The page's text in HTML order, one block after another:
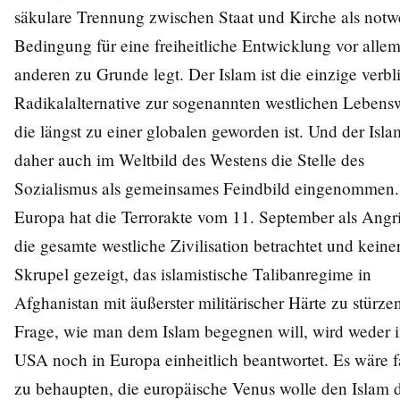
säkulare Trennung zwischen Staat und Kirche als
Bedingung für eine freiheitliche Entwicklung vor allem
anderen zu Grunde legt. Der Islam ist die einzige
Radikalalternative zur sogenannten westlichen
die längst zu einer globalen geworden ist. Und der
daher auch im Weltbild des Westens die Stelle des
Sozialismus als gemeinsames Feindbild eingenommen.
Europa hat die Terrorakte vom 11. September als
die gesamte westliche Zivilisation betrachtet und
Skrupel gezeigt, das islamistische Talibanregime in
Afghanistan mit äußerster militärischer Härte zu
Frage, wie man dem Islam begegnen will, wird weder
USA noch in Europa einheitlich beantwortet. Es wäre
zu behaupten, die europäische Venus wolle den Islam